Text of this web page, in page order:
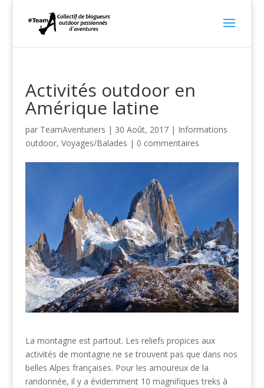
Activités outdoor en
Amérique latine
par TeamAventuriers | 30 Août, 2017| Informations
outdoor, Voyages/Balades | 0 commentaires
La montagne est partout. Les reliefs propices aux
activités de montagne ne se trouvent pas que dans nos
belles Alpes françaises. Pour les amoureux de la
randonnée, il y a évidemment 10 magnifiques treks à